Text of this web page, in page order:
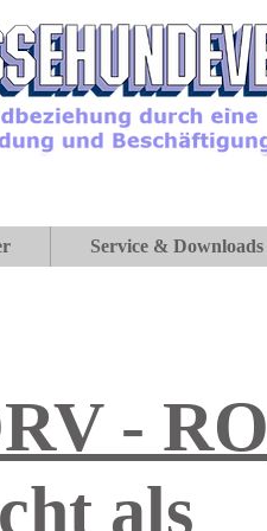
- RO
als
Service & Downloads